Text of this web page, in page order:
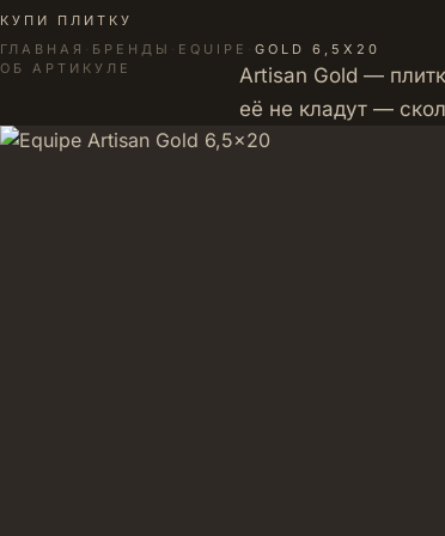
КУПИ ПЛИТКУ
ГЛАВНАЯ · БРЕНДЫ · EQUIPE · GOLD 6,5X20
ОБ АРТИКУЛЕ
Artisan Gold —
её не кладут —